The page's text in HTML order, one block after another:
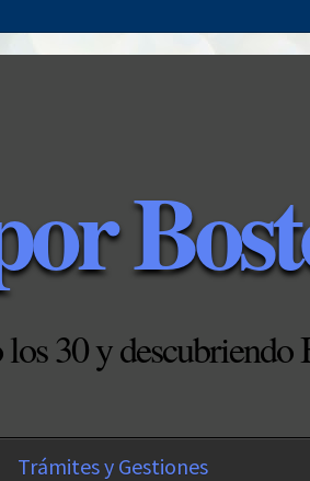
los 30 y descubriendo
Trámites y Gestiones